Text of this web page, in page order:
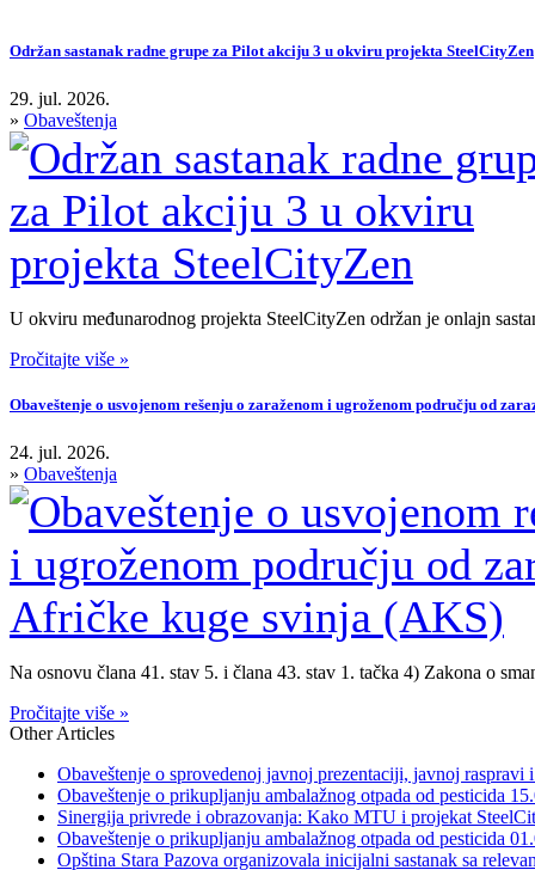
Održan sastanak radne grupe za Pilot akciju 3 u okviru projekta SteelCityZen
29. jul. 2026.
» Obaveštenja
U okviru međunarodnog projekta SteelCityZen održan je onlajn
Pročitajte više »
Obaveštenje o usvojenom rešenju o zaraženom i ugroženom području od
24. jul. 2026.
» Obaveštenja
Na osnovu člana 41. stav 5. i člana 43. stav 1. tačka 4) Zakona o
Pročitajte više »
Other Articles
Obaveštenje o sprovedenoj javnoj prezentaciji, javnoj raspravi
Obaveštenje o prikupljanju ambalažnog otpada od pesticida
Sinergija privrede i obrazovanja: Kako MTU i projekat
Obaveštenje o prikupljanju ambalažnog otpada od pesticida
Opština Stara Pazova organizovala inicijalni sastanak sa